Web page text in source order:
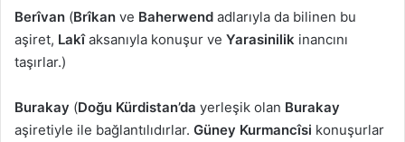
Berîvan (Brîkan ve Baherwend adlarıyla da bilinen bu
aşiret, Lakîaksanıyla konuşur ve Yarasinilik inancını
taşırlar.)
Burakay (Doğu Kürdistan’da yerleşik olan Burakay
aşiretiyle ile bağlantılıdırlar. Güney Kurmancîsi konuşurlar